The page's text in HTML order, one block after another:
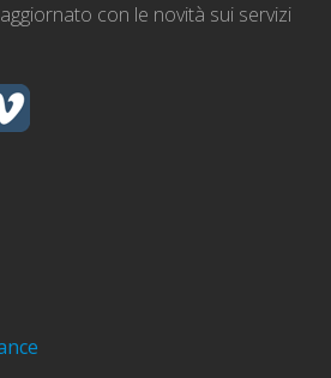
con le novità sui servizi